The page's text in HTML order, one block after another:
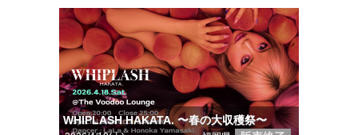
WHIPLASH HAKATA. 〜春の大収穫祭〜